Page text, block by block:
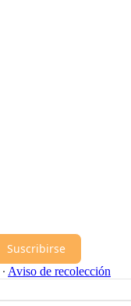
Suscribirse
∙ Aviso de recolección